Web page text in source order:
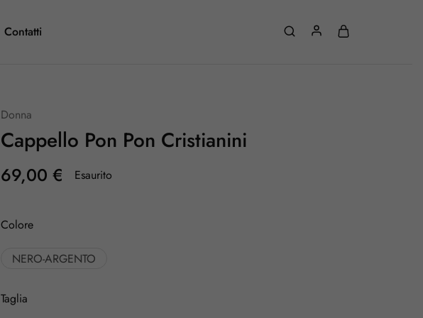
Contatti
Donna
Cappello Pon Pon Cristianini
69,00€ Esaurito
Colore
NERO-ARGENTO
Taglia